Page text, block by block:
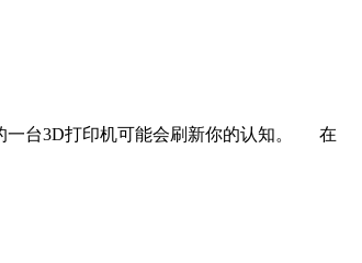
一台3D打印机可能会刷新你的认知。 在